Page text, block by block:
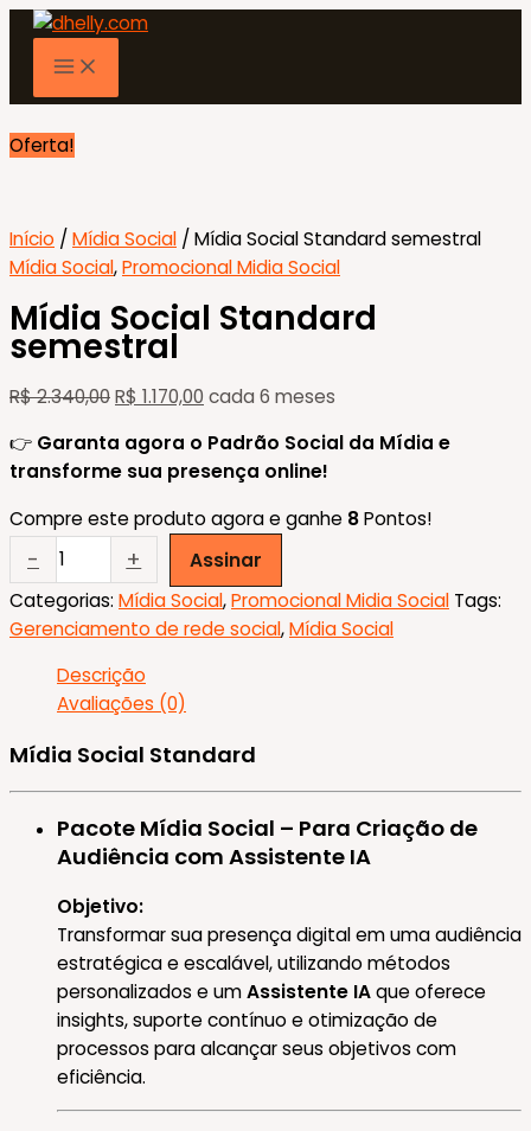
conteúdo
Oferta!
Início / Mídia Social / Mídia Social Standard semestral
Mídia Social,Promocional Midia Social
Mídia Social Standard
semestral
R$2.340,00O
original
era:
R$ 2.340,00.
R$ 1.170,00 O
atual
é:
R$ 1.170,00.
cada 6 meses
👉 Garanta agora o Padrão Social da Mídia e
transforme sua presença online!
Compre este produto agora e ganhe 8Pontos!
-
Social
Standard
semestral
quantidade
+
Assinar
Categorias: Mídia Social,Promocional Midia Social Tags:
Gerenciamento de rede social,Mídia Social
Descrição
Avaliações (0)
Mídia Social Standard
Pacote Mídia Social – Para Criação de
Audiência com Assistente IA
Objetivo:
Transformar sua presença digital em uma audiência
estratégica e escalável, utilizando métodos
personalizados e umAssistente IAque oferece
insights, suporte contínuo e otimização de
processos para alcançar seus objetivos com
eficiência.